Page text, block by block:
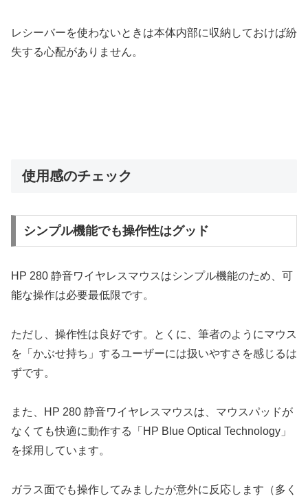
レシーバーを使わないときは本体内部に収納しておけば紛
失する心配がありません。
使用感のチェック
シンプル機能でも操作性はグッド
HP 280 静音ワイヤレスマウスはシンプル機能のため、可
能な操作は必要最低限です。
ただし、操作性は良好です。とくに、筆者のようにマウス
を「かぶせ持ち」するユーザーには扱いやすさを感じるは
ずです。
また、HP 280 静音ワイヤレスマウスは、マウスパッドが
なくても快適に動作する「HP Blue Optical Technology」
を採用しています。
ガラス面でも操作してみましたが意外に反応します（多く